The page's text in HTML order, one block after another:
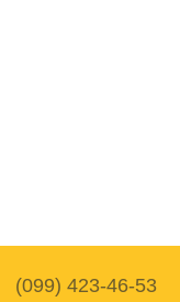
(099) 423-46-53